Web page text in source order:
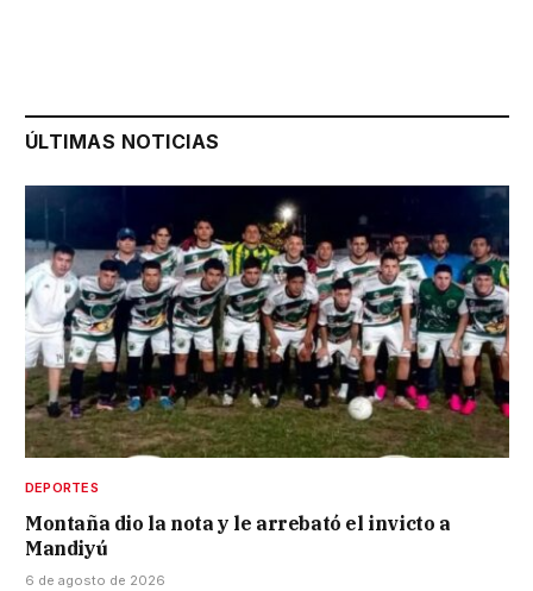
ÚLTIMAS NOTICIAS
DEPORTES
Montaña dio la nota y le arrebató el invicto a
Mandiyú
6 de agosto de 2026